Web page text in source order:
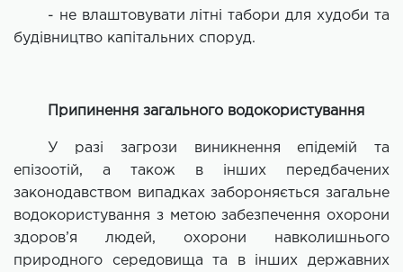
- не влаштовувати літні табори для худоби та
будівництво капітальних споруд.
Припинення загального водокористування
У разі загрози виникнення епідемій та
епізоотій, а також в інших передбачених
законодавством випадках забороняється загальне
водокористування з метою забезпечення охорони
здоров’я людей, охорони навколишнього
природного середовища та в інших державних